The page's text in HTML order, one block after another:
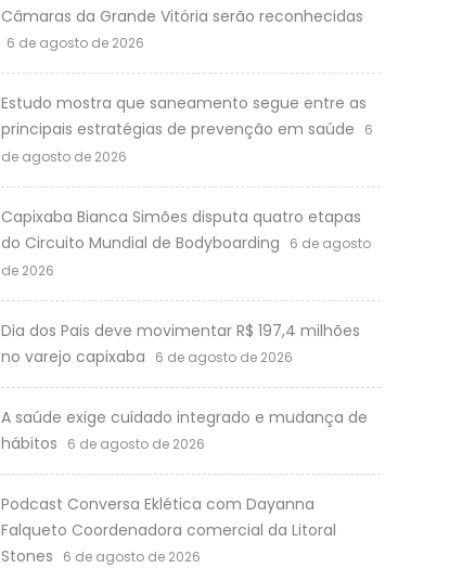
Câmaras da Grande Vitória serão reconhecidas
6 de agosto de 2026
Estudo mostra que saneamento segue entre as
principais estratégias de prevenção em saúde
6
de agosto de 2026
Capixaba Bianca Simões disputa quatro etapas
do Circuito Mundial de Bodyboarding
6 de agosto
de 2026
Dia dos Pais deve movimentar R$ 197,4 milhões
no varejo capixaba
6 de agosto de 2026
A saúde exige cuidado integrado e mudança de
hábitos
6 de agosto de 2026
Podcast Conversa Eklética com Dayanna
Falqueto Coordenadora comercial da Litoral
Stones
6 de agosto de 2026